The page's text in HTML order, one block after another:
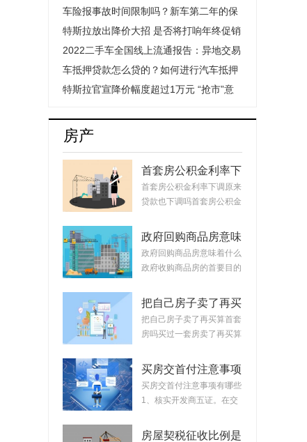
保险费用会上涨吗？
车险报事故时间限制吗？新车第二年的保
险怎么买？
特斯拉放出降价大招 是否将打响年终促销
战？
2022二手车全国线上流通报告：异地交易
量提升超1.4倍成绝对主流
车抵押贷款怎么贷的？如何进行汽车抵押
贷款程序是怎样的？
特斯拉官宣降价幅度超过1万元 “抢市”意
房产
首套房公积金利率下
调原来贷款也下调
吗？公积金贷款会随
吗？
首套房公积金利率下调原来
贷款也下调吗首套房公积金
政府回购商品房意味
着什么？政府回购安
置房价格如何定？
政府回购商品房意味着什么
政府收购商品房的首要目的
把自己房子卖了再买
算首套房吗？把房子
卖掉再买房子算二套
把自己房子卖了再买算首套
房吗买过一套房卖了再买算
买房交首付注意事项
有哪些？买房交完首
付款后接下来的流程
买房交首付注意事项有哪些
1、核实开发商五证。在交
房屋契税征收比例是